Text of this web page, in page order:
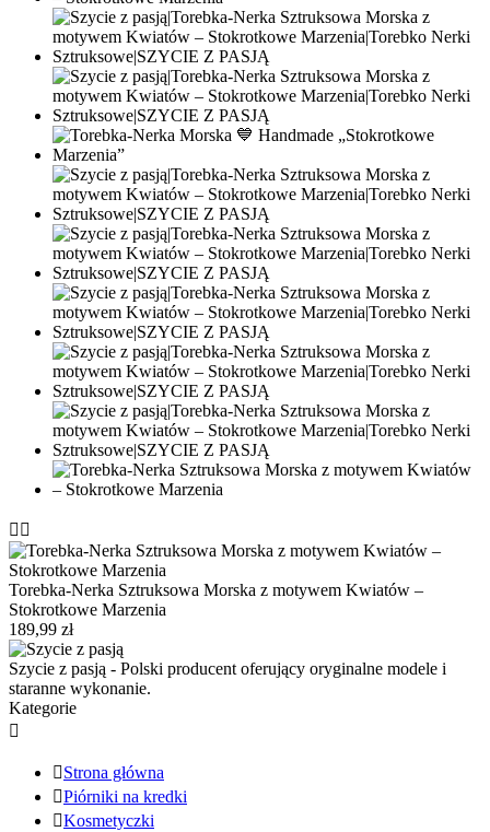
 
Torebka-Nerka Sztruksowa Morska z motywem Kwiatów –
Stokrotkowe Marzenia
189,99 zł
Szycie z pasją - Polski producent oferujący oryginalne modele i
staranne wykonanie.
Kategorie

Strona główna
Piórniki na kredki
Kosmetyczki